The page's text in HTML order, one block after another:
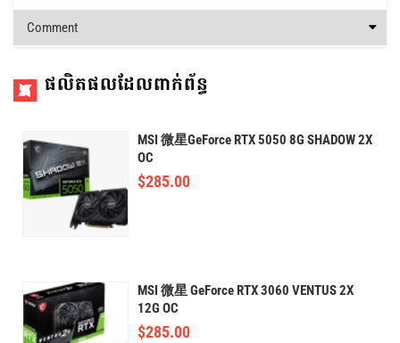
Comment
ផលិតផលដែលពាក់ព័ន្ធ
MSI 微星GeForce RTX 5050 8G SHADOW 2X
OC
$285.00
MSI 微星 GeForce RTX 3060 VENTUS 2X
12G OC
$285.00